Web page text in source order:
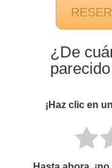
¿De
¡Haz clic en